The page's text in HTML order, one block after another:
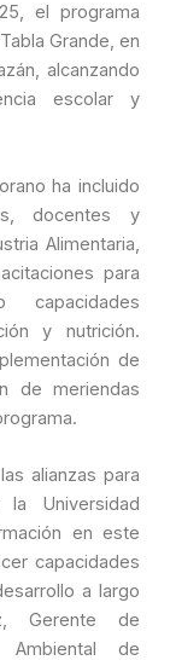
el programa
Grande, en
alcanzando
escolar y
ha incluido
docentes y
Alimentaria,
para
y nutrición.
de
de meriendas
alianzas para
Universidad
en este
capacidades
a largo
Gerente de
Ambiental de